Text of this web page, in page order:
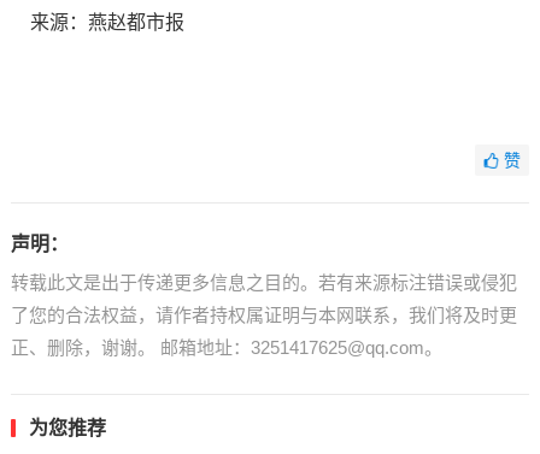
来源：燕赵都市报
赞
声明：
转载此文是出于传递更多信息之目的。若有来源标注错误或侵犯
了您的合法权益，请作者持权属证明与本网联系，我们将及时更
正、删除，谢谢。 邮箱地址：3251417625@qq.com。
为您推荐